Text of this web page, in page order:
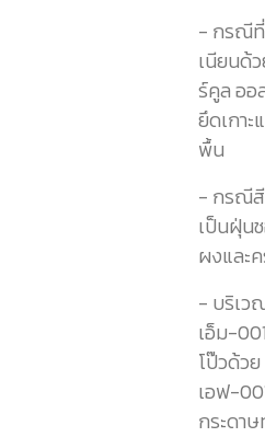
- กรณีที่
เนียนด้
ร์คูล ออ
ยึดเกา
พื้น
- กรณีสี
เป็นฝุ่น
ผงและ
- บริเว
เอ็ม-
โป๊วด้ว
เอฟ-
กระดา